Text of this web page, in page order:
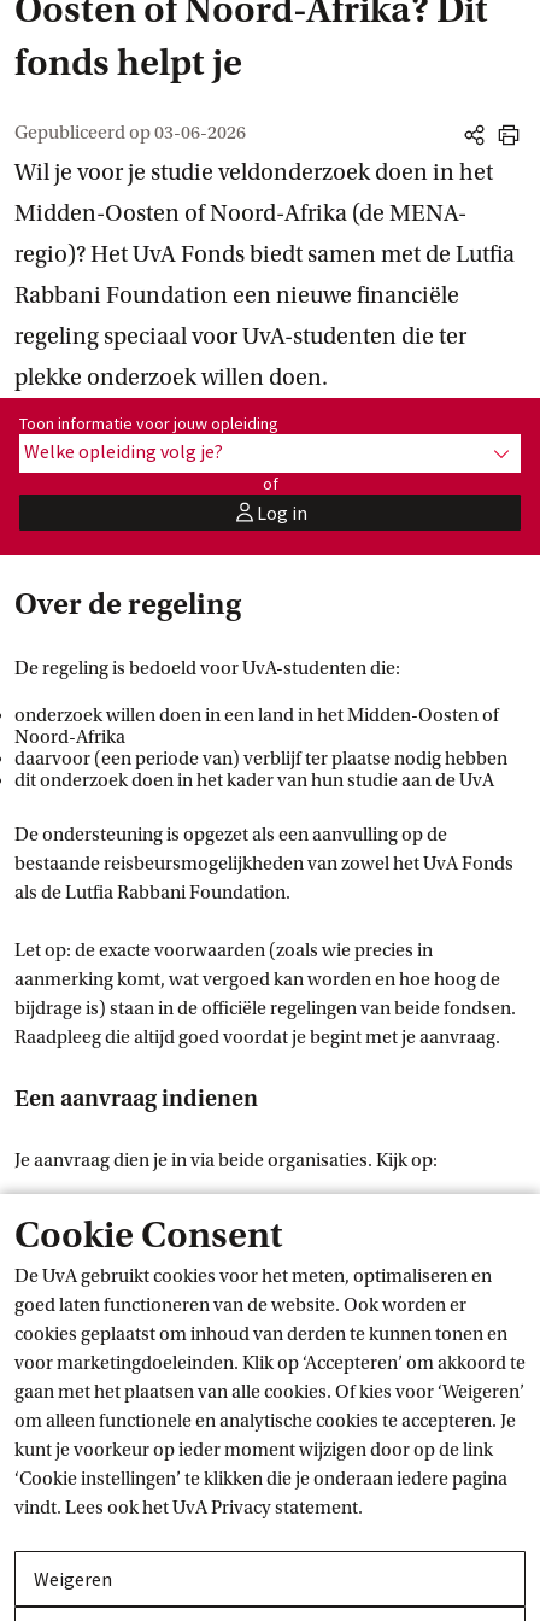
Cookie Consent
De UvA gebruikt cookies voor het meten, optimaliseren en
goed laten functioneren van de website. Ook worden er
cookies geplaatst om inhoud van derden te kunnen tonen en
voor marketingdoeleinden. Klik op ‘Accepteren’ om akkoord te
gaan met het plaatsen van alle cookies. Of kies voor ‘Weigeren’
om alleen functionele en analytische cookies te accepteren. Je
kunt je voorkeur op ieder moment wijzigen door op de link
‘Cookie instellingen’ te klikken die je onderaan iedere pagina
vindt. Lees ook hetUvA Privacy statement.
Weigeren
Oosten of Noord-Afrika? Dit
fonds helpt je
Gepubliceerd op03-06-2026
share
print
Wil je voor je studie veldonderzoek doen in het
Midden-Oosten of Noord-Afrika (de MENA-
regio)? Het UvA Fonds biedt samen met de Lutfia
Rabbani Foundation een nieuwe financiële
regeling speciaal voor UvA-studenten die ter
plekke onderzoek willen doen.
Toon informatie voor opleiding:
Toon informatie voor jouw opleiding
Welke opleiding volg je? toon
of
userLog in
Over de regeling
De regeling is bedoeld voor UvA-studenten die:
onderzoek willen doen in een land in het Midden-Oosten of
Noord-Afrika
daarvoor (een periode van) verblijf ter plaatse nodig hebben
dit onderzoek doen in het kader van hun studie aan de UvA
De ondersteuning is opgezet als een aanvulling op de
bestaande reisbeursmogelijkheden van zowel het UvA Fonds
als de Lutfia Rabbani Foundation.
Let op: de exacte voorwaarden (zoals wie precies in
aanmerking komt, wat vergoed kan worden en hoe hoog de
bijdrage is) staan in de officiële regelingen van beide fondsen.
Raadpleeg die altijd goed voordat je begint met je aanvraag.
Een aanvraag indienen
Je aanvraag dien je in via beide organisaties. Kijk op:
Het aanvraagportaal van de Lutfia Rabbani
Controleer in beide regelingen of jij aan de voorwaarden
voldoet en welke documenten je moet aanleveren
(bijvoorbeeld onderzoeksvoorstel, motivatie, begroting).
Vragen of twijfels
Heb je vragen over de regeling of je aanvraag? Neem dan
UvA Fonds / Amsterdams Universiteitsfonds
subsidieaanvragen-auf@uva.nl
Externe link